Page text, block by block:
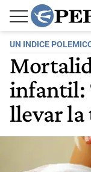
UN INDICE
infantil:
llevar la